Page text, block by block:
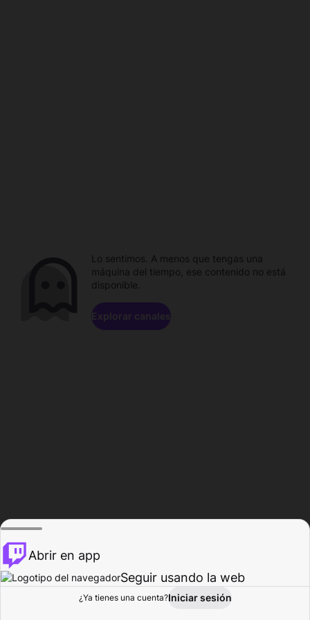
Explorar Actividad
Lo sentimos. A menos que tengas una
máquina del tiempo, ese contenido no está
disponible.
Explorar canales
Abrir en app
Seguir usando la web
¿Ya tienes una cuenta?Iniciar sesión